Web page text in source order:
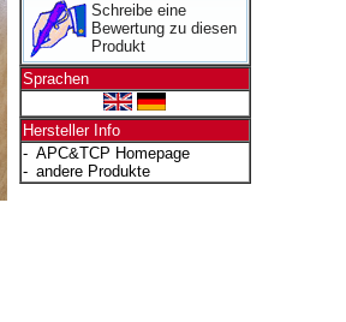
Schreibe eine
Bewertung zu diesen
Produkt
Sprachen
Hersteller Info
- APC&TCP Homepage
- andere Produkte